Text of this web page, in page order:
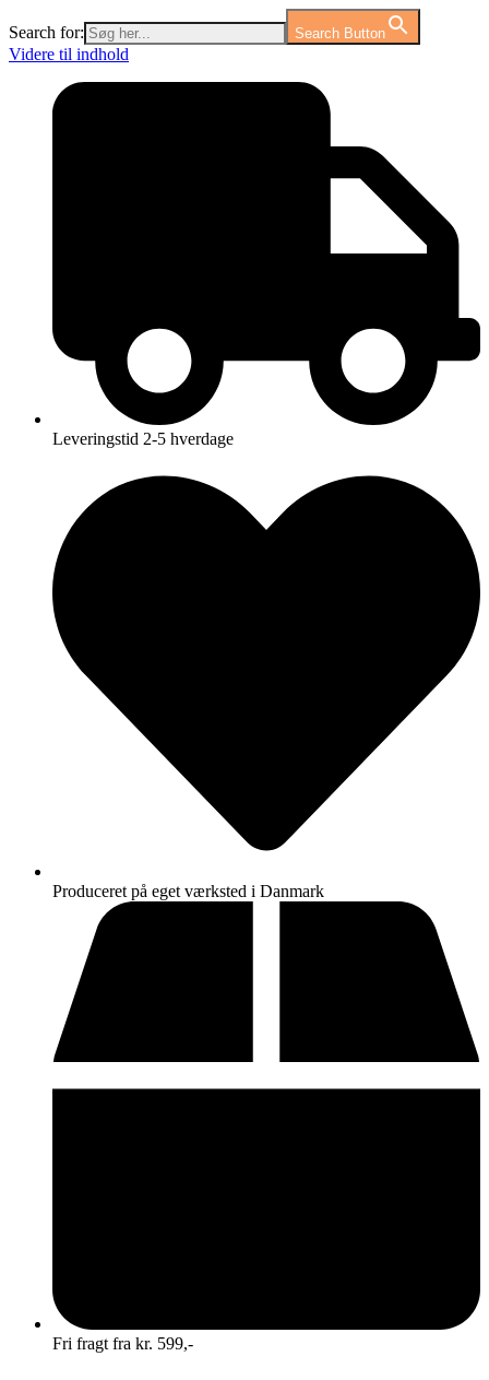
Search for: Search Button
Videre til indhold
Leveringstid 2-5 hverdage
Produceret på eget værksted i Danmark
Fri fragt fra kr. 599,-